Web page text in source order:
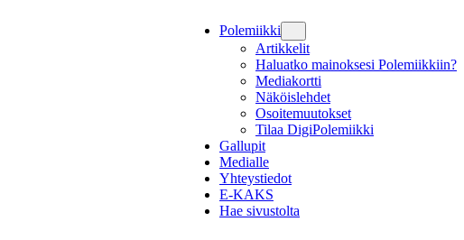
Polemiikki
Artikkelit
Haluatko mainoksesi Polemiikkiin?
Mediakortti
Näköislehdet
Osoitemuutokset
Tilaa DigiPolemiikki
Gallupit
Medialle
Yhteystiedot
E-KAKS
Hae sivustolta